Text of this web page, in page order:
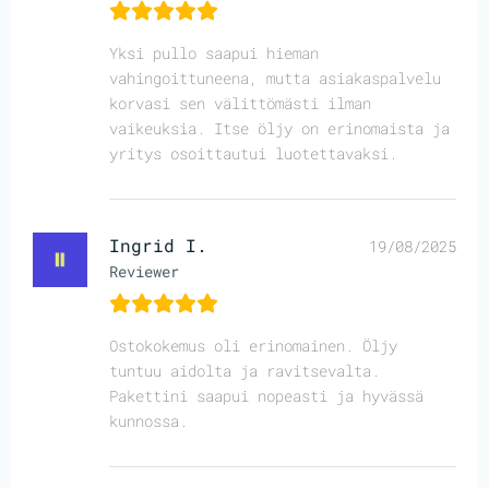
Yksi pullo saapui hieman
vahingoittuneena, mutta asiakaspalvelu
korvasi sen välittömästi ilman
vaikeuksia. Itse öljy on erinomaista ja
yritys osoittautui luotettavaksi.
Ingrid I.
Reviewer
19/08/2025
Ostokokemus oli erinomainen. Öljy
tuntuu aidolta ja ravitsevalta.
Pakettini saapui nopeasti ja hyvässä
kunnossa.